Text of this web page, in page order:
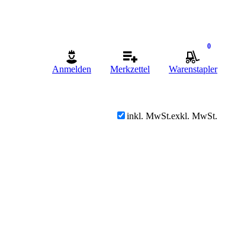
Anmelden Merkzettel
0
Warenstapler
inkl. MwSt.exkl. MwSt.